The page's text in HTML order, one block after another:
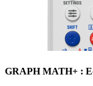
GRAPH MATH+ :